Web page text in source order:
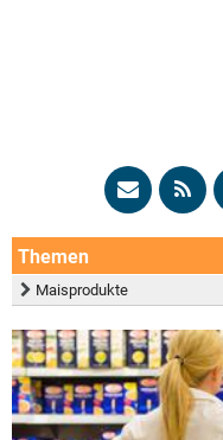
Themen
Maisprodukte